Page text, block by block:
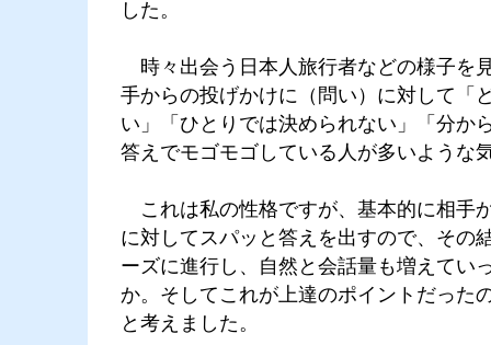
した。
時々出会う日本人旅行者などの様子を
手からの投げかけに（問い）に対して「
い」「ひとりでは決められない」「分か
答えでモゴモゴしている人が多いような
これは私の性格ですが、基本的に相手
に対してスパッと答えを出すので、その
ーズに進行し、自然と会話量も増えてい
か。そしてこれが上達のポイントだった
と考えました。